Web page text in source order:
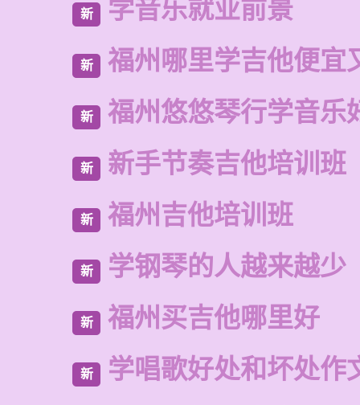
新 学音乐就业前景
新 福州哪里学吉他便宜
新 福州悠悠琴行学音乐
新 新手节奏吉他培训班
新 福州吉他培训班
新 学钢琴的人越来越少
新 福州买吉他哪里好
新 学唱歌好处和坏处作